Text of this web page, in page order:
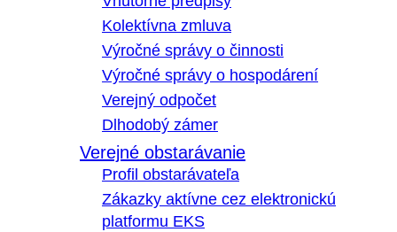
Kolektívna zmluva
Výročné správy o činnosti
Výročné správy o hospodárení
Verejný odpočet
Dlhodobý zámer
Verejné obstarávanie
Profil obstarávateľa
Zákazky aktívne cez elektronickú
platformu EKS